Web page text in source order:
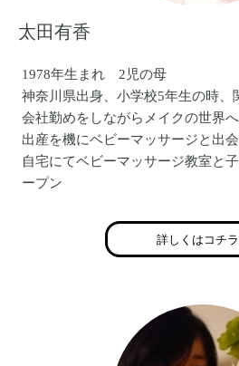
太田有香
1978年生まれ 2児の母
神奈川県出身、小学校5年生の時、
会社勤めをしながらメイクの世界へ
出産を機にベビーマッサージと出会
自宅にてベビーマッサージ教室と
ープン
現在、メイクカラーアナリスト(R)
http://www.joyful-angels.com/
詳しくはコチ